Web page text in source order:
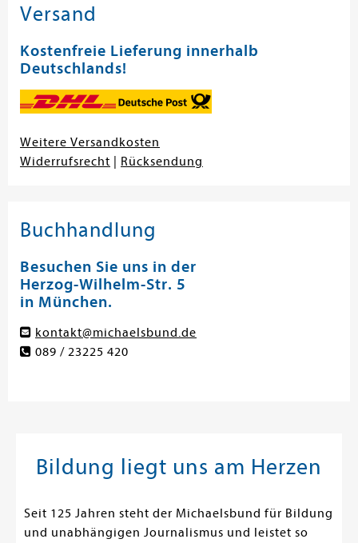
Versand
Kostenfreie Lieferung innerhalb
Deutschlands!
Weitere Versandkosten
Widerrufsrecht
Rücksendung
Buchhandlung
Besuchen Sie uns in der
Herzog-Wilhelm-Str. 5
in München.
kontakt@michaelsbund.de
089 / 23225 420
Bildung liegt uns am Herzen
Seit 125 Jahren steht der Michaelsbund für Bildung
und unabhängigen Journalismus und leistet so